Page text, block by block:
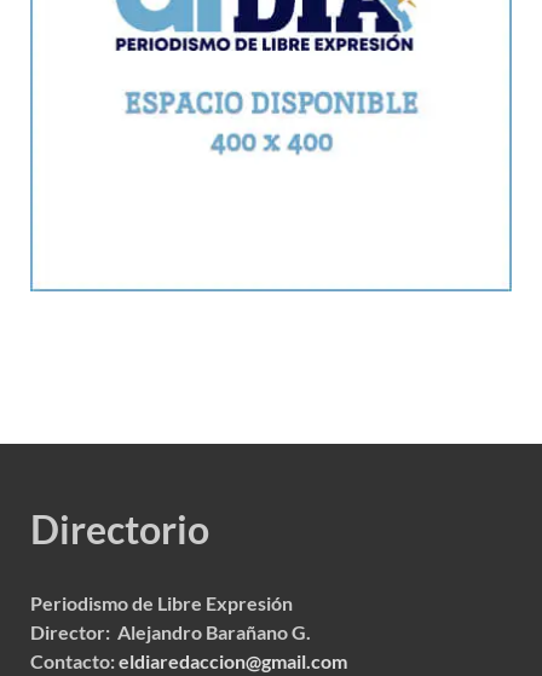
Directorio
Periodismo de Libre Expresión
Director: Alejandro Barañano G.
Contacto:eldiaredaccion@gmail.com